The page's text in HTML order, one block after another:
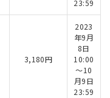
23:59
3,180円
2023
年9月
8日
10:00
～10
月9日
23:59